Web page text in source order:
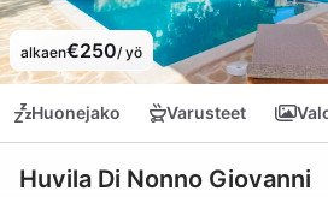
alkaen€250/ yö
Huonejako Varusteet
Huvila Di Nonno Giovanni